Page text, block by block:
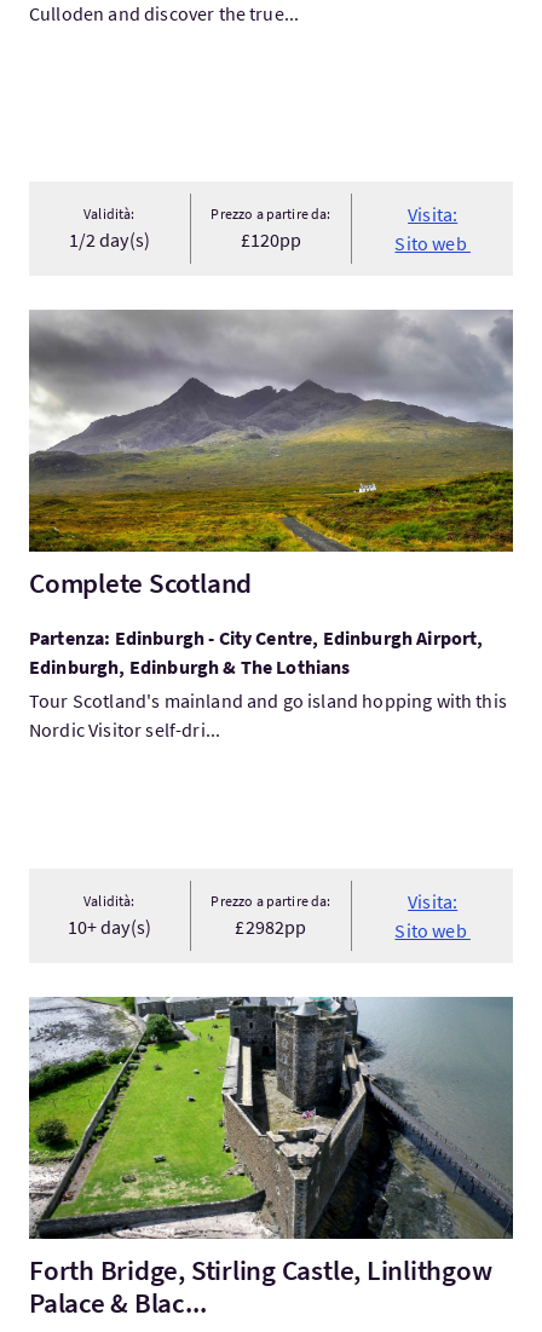
Culloden and discover the true...
Validità:
1/2 day(s)
Prezzo a partire da:
£120pp
Visita:
Sito web
Visita:Complete Scotland
Complete Scotland
Partenza: Edinburgh - City Centre, Edinburgh Airport,
Edinburgh, Edinburgh & The Lothians
Tour Scotland's mainland and go island hopping with this
Nordic Visitor self-dri...
Validità:
10+ day(s)
Prezzo a partire da:
£2982pp
Visita:
Sito web
Visita:Forth Bridge, Stirling Castle, Linlithgow Palace & Blac...
Forth Bridge, Stirling Castle, Linlithgow
Palace & Blac...